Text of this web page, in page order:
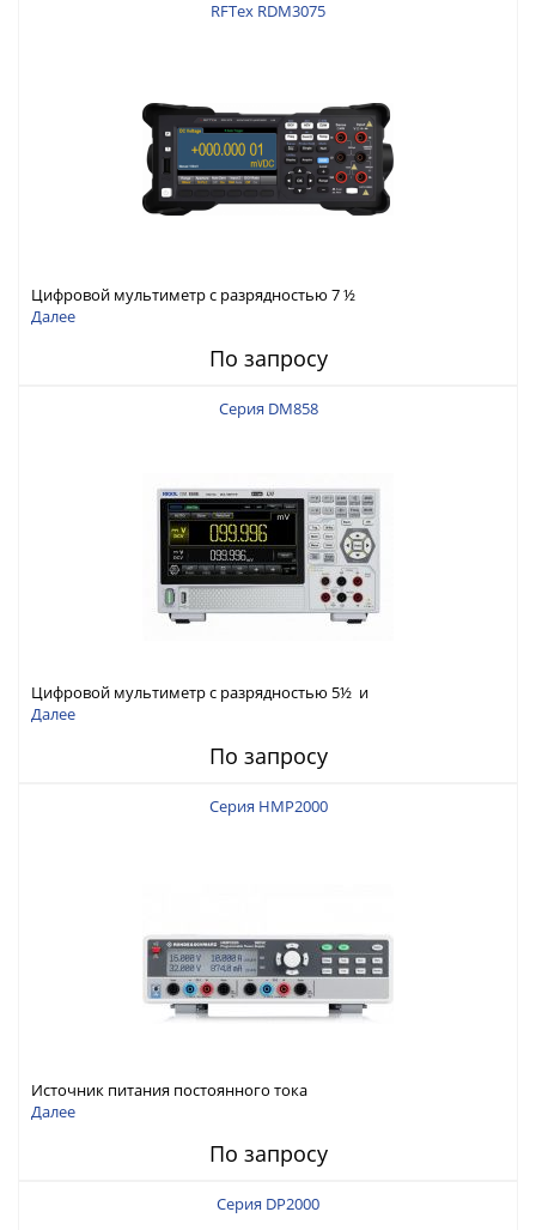
RFTex RDM3075
Цифровой мультиметр с разрядностью 7 ½
Далее
По запросу
Серия DM858
Цифровой мультиметр с разрядностью 5½ и
интерфейсами USB-device, USB-host, LAN и Web control
Далее
По запросу
Серия HMP2000
Источник питания постоянного тока
Далее
По запросу
Серия DP2000